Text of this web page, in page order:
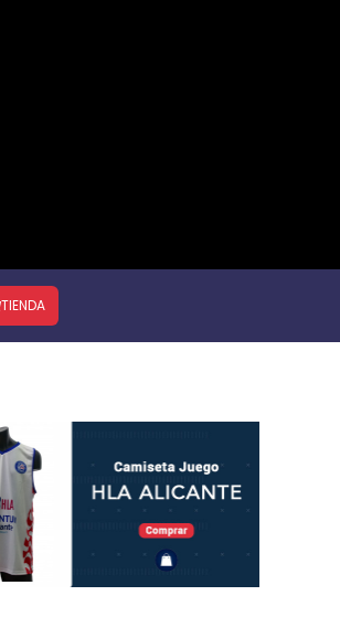
TIENDA